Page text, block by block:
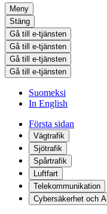
Meny
Stäng
Gå till e-tjänsten
Gå till e-tjänsten
Gå till e-tjänsten
Gå till e-tjänsten
Suomeksi
In English
Första sidan
Vägtrafik
Sjötrafik
Spårtrafik
Luftfart
Telekommunikation
Cybersäkerhet och AI